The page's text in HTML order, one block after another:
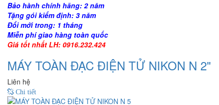
Bảo hành chính hãng: 2 năm
Tặng gói kiểm định: 3 năm
Đổi mới trong: 1 tháng
Miễn phí giao hàng toàn quốc
Giá tốt nhất LH: 0916.232.424
MÁY TOÀN ĐẠC ĐIỆN TỬ NIKON N 2"
Liên hệ
Chi tiết